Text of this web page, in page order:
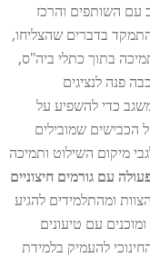
השותפים והרכז
בדברים שהצליחו,
בתוך כתלי ביה"ס,
פנה לנציגים
כדי להשפיע על
הכבישים שמובילים
מיקום השילוט ותמיכה
עם גורמים חיצוניים
ומהתלמידים להגיע
עם טיעונים
להעמיק בלמידת